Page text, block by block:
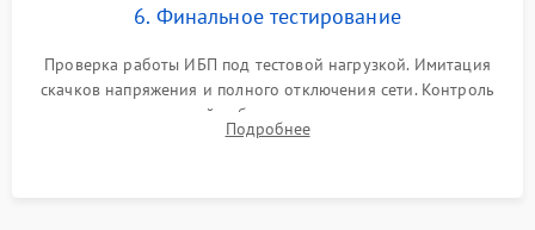
6. Финальное тестирование
Проверка работы ИБП под тестовой нагрузкой. Имитация
скачков напряжения и полного отключения сети. Контроль
времени автономной работы, температурного режима и
корректности формы выходного сигнала.
Подробнее